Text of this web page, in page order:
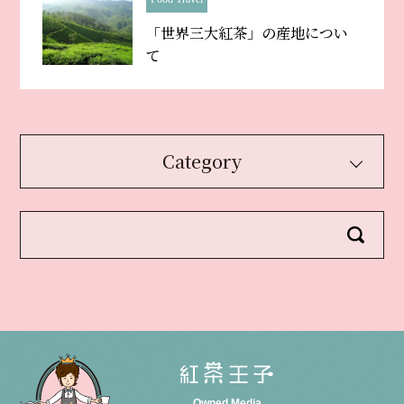
「世界三大紅茶」の産地につい
て
Category